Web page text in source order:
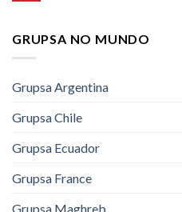
GRUPSA NO MUNDO
Grupsa Argentina
Grupsa Chile
Grupsa Ecuador
Grupsa France
Grupsa Maghreb